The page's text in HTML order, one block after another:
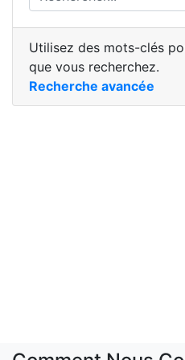
Utilisez des mots-clés
que vous recherchez.
Recherche avancée